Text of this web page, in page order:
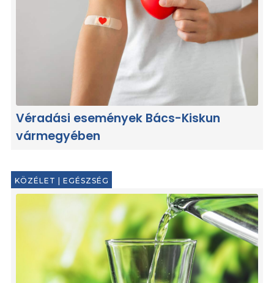
Véradási események Bács-Kiskun
vármegyében
KÖZÉLET EGÉSZSÉG